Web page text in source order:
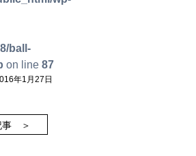
ball-
on line 87
年1月27日
事 ＞